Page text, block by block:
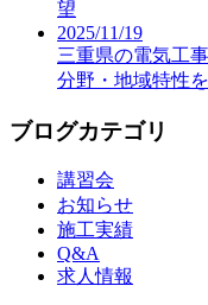
望
2025/11/19
三重県の電気工
分野・地域特性
ブログカテゴリ
講習会
お知らせ
施工実績
Q&A
求人情報